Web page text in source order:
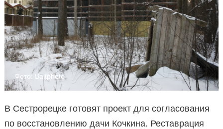
Фото: Baltphoto
В Сестрорецке готовят проект для согласования
по восстановлению дачи Кочкина. Реставрация